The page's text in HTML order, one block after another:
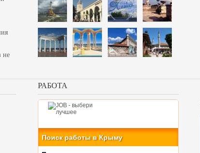
не
РАБОТА
Поиск работы в Крыму